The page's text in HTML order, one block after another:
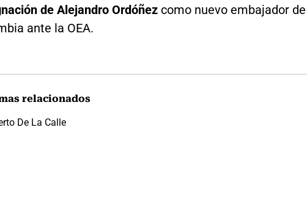
de Alejandro Ordóñez como nuevo embajador de
ante la OEA.
relacionados
De La Calle